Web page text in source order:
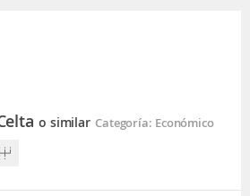
o similar Categoría: Económico